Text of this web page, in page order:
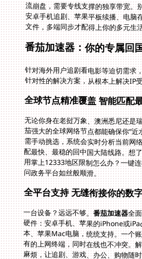
文件，多端同步才配得上你的多元生
番茄加速器：你的专属回
针对海外用户追剧看电影等迫切需求
针对性的解决方案，从根本上解决IP
全球节点精准覆盖 智能匹配
无论你身在老挝万象、澳洲悉尼还是
茄强大的全球网络节点都能确保你“
需手动挑选，系统会实时分析当前网
配最快、最稳的回中国大陆线路。想
用掌上12333地区限制怎么办？一键
问政务平台如丝般顺滑。
全平台支持 无缝衔接你的数
一台设备？远远不够。番茄加速器全
硬件：安
本、苹果
有的上网
麻烦，让
家中笔记